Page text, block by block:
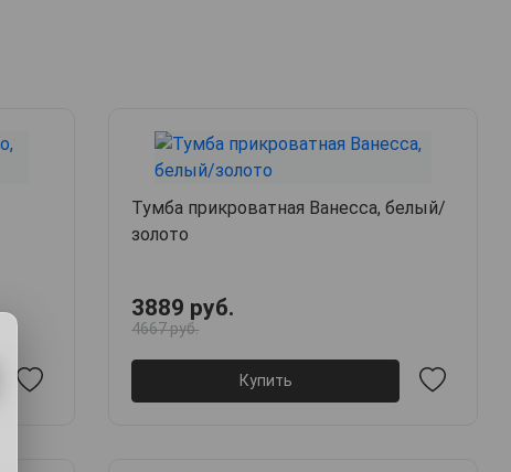
Тумба прикроватная Ванесса, белый/
золото
3889 руб.
4667 руб.
Купить